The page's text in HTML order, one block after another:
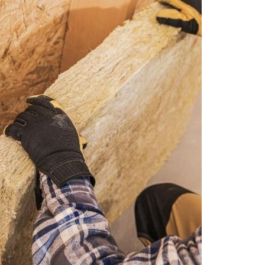
D60 kg/m³
Gypsum Perforated Akustik 12mm
Terbaik
Rp 123
Tersedia/ GIM-GYPAKSUTIK